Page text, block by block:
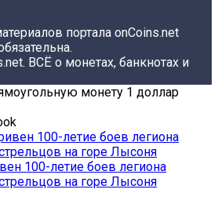
портала onCoins.net
ВСЁ о монетах, банкнотах и
монету 1 доллар
100-летие боев легиона
на горе Лысоня